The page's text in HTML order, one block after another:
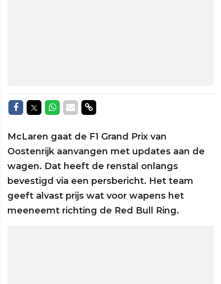
Delen op Facebook
Delen op Twitter
Delen op Whatsapp
Delen via Mail
Delen via link
McLaren gaat de F1 Grand Prix van
Oostenrijk aanvangen met updates aan de
wagen. Dat heeft de renstal onlangs
bevestigd via een persbericht. Het team
geeft alvast prijs wat voor wapens het
meeneemt richting de Red Bull Ring.